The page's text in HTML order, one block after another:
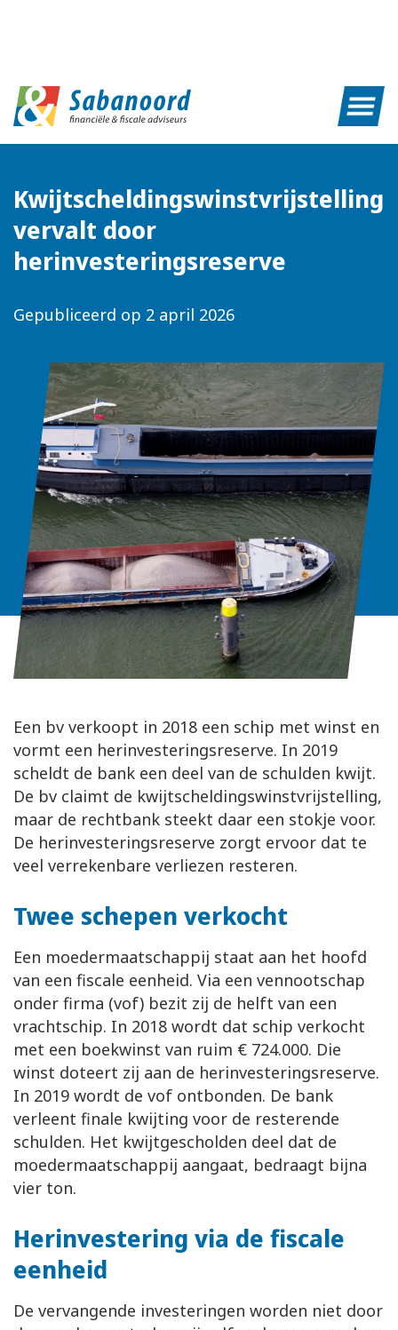
Kwijtscheldingswinstvrijstelling
vervalt door
herinvesteringsreserve
Gepubliceerd op 2 april 2026
Een bv verkoopt in 2018 een schip met winst en
vormt een herinvesteringsreserve. In 2019
scheldt de bank een deel van de schulden kwijt.
De bv claimt de kwijtscheldingswinstvrijstelling,
maar de rechtbank steekt daar een stokje voor.
De herinvesteringsreserve zorgt ervoor dat te
veel verrekenbare verliezen resteren.
Twee schepen verkocht
Een moedermaatschappij staat aan het hoofd
van een fiscale eenheid. Via een vennootschap
onder firma (vof) bezit zij de helft van een
vrachtschip. In 2018 wordt dat schip verkocht
met een boekwinst van ruim € 724.000. Die
winst doteert zij aan de herinvesteringsreserve.
In 2019 wordt de vof ontbonden. De bank
verleent finale kwijting voor de resterende
schulden. Het kwijtgescholden deel dat de
moedermaatschappij aangaat, bedraagt bijna
vier ton.
Herinvestering via de fiscale
eenheid
De vervangende investeringen worden niet door